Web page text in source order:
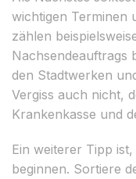
wichtigen Terminen
zählen
Nachsendeauftrags
den Stadtwerken
Vergiss auch nicht,
Krankenkasse und
Ein weiterer Tipp
beginnen. Sortiere